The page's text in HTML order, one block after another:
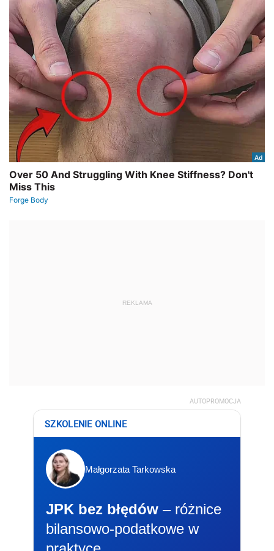
REKLAMA
AUTOPROMOCJA
SZKOLENIE ONLINE
Małgorzata Tarkowska
JPK bez błędów – różnice
bilansowo-podatkowe w